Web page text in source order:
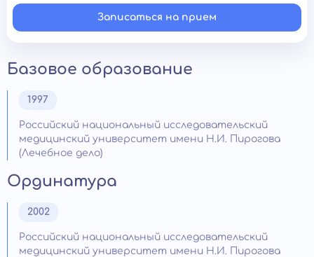
Записаться на прием
Базовое образование
1997
Российский национальный исследовательский
медицинский университет имени Н.И. Пирогова
(Лечебное дело)
Ординатура
2002
Российский национальный исследовательский
медицинский университет имени Н.И. Пирогова